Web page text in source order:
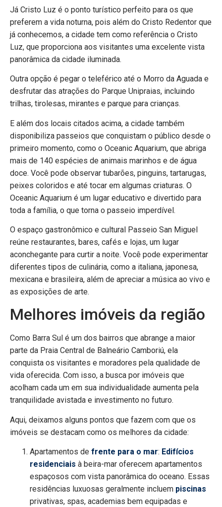
Já Cristo Luz é o ponto turístico perfeito para os que
preferem a vida noturna, pois além do Cristo Redentor que
já conhecemos, a cidade tem como referência o Cristo
Luz, que proporciona aos visitantes uma excelente vista
panorâmica da cidade iluminada.
Outra opção é pegar o teleférico até o Morro da Aguada e
desfrutar das atrações do Parque Unipraias, incluindo
trilhas, tirolesas, mirantes e parque para crianças.
E além dos locais citados acima, a cidade também
disponibiliza passeios que conquistam o público desde o
primeiro momento, como o Oceanic Aquarium, que abriga
mais de 140 espécies de animais marinhos e de água
doce. Você pode observar tubarões, pinguins, tartarugas,
peixes coloridos e até tocar em algumas criaturas. O
Oceanic Aquarium é um lugar educativo e divertido para
toda a família, o que torna o passeio imperdível.
O espaço gastronômico e cultural Passeio San Miguel
reúne restaurantes, bares, cafés e lojas, um lugar
aconchegante para curtir a noite. Você pode experimentar
diferentes tipos de culinária, como a italiana, japonesa,
mexicana e brasileira, além de apreciar a música ao vivo e
as exposições de arte.
Melhores imóveis da região
Como Barra Sul é um dos bairros que abrange a maior
parte da Praia Central de Balneário Camboriú, ela
conquista os visitantes e moradores pela qualidade de
vida oferecida. Com isso, a busca por imóveis que
acolham cada um em sua individualidade aumenta pela
tranquilidade avistada e investimento no futuro.
Aqui, deixamos alguns pontos que fazem com que os
imóveis se destacam como os melhores da cidade:
Apartamentos de frente para o mar: Edifícios
residenciais à beira-mar oferecem apartamentos
espaçosos com vista panorâmica do oceano. Essas
residências luxuosas geralmente incluem piscinas
privativas, spas, academias bem equipadas e